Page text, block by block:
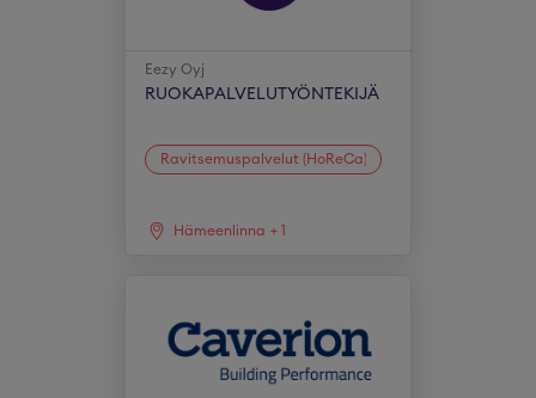
Eezy Oyj
RUOKAPALVELUTYÖNTEKIJÄ
Ravitsemuspalvelut (HoReCa)
Hämeenlinna + 1